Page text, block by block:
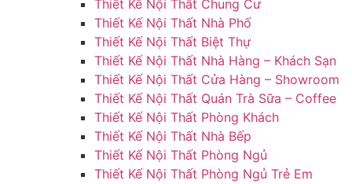
Thiết Kế Nội Thất Chung Cư
Thiết Kế Nội Thất Nhà Phố
Thiết Kế Nội Thất Biệt Thự
Thiết Kế Nội Thất Nhà Hàng – Khách Sạn
Thiết Kế Nội Thất Cửa Hàng – Showroom
Thiết Kế Nội Thất Quán Trà Sữa – Coffee
Thiết Kế Nội Thất Phòng Khách
Thiết Kế Nội Thất Nhà Bếp
Thiết Kế Nội Thất Phòng Ngủ
Thiết Kế Nội Thất Phòng Ngủ Trẻ Em